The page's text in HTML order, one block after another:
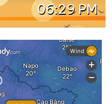
06:29 PM